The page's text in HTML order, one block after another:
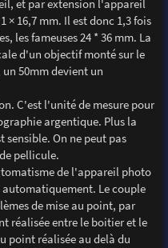
et par extension l'appareil
× 16,7 mm. Il est donc 1,3 fois
les fameuses 24 * 36 mm. La
d'un objectif monté sur le
50mm devient un
C'est l'unité de mesure pour
argentique. Plus la
sensible. On ne peut pas
pellicule.
de l'appareil photo
Le couple
de mise au point, par
réalisée entre le boitier et le
point réalisée au delà du